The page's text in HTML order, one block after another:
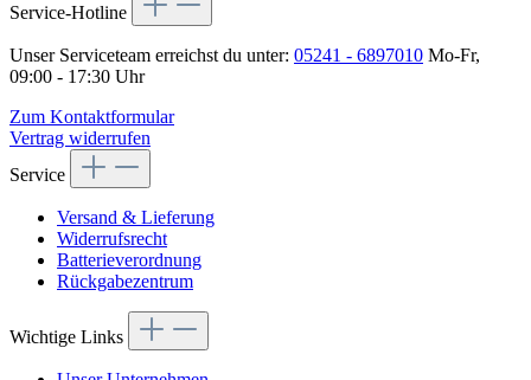
Service-Hotline
Unser Serviceteam erreichst du unter: 05241 - 6897010 Mo-Fr,
09:00 - 17:30 Uhr
Zum Kontaktformular
Vertrag widerrufen
Service
Versand & Lieferung
Widerrufsrecht
Batterieverordnung
Rückgabezentrum
Wichtige Links